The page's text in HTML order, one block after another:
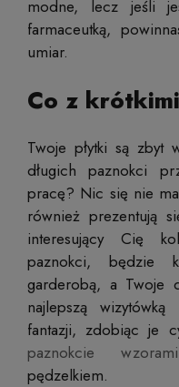
modne, lecz jeśli
farmaceutką,
umiar.
Co z
Twoje płytki są zbyt
długich paznokci
pracę? Nic się nie
również prezentują
interesujący Cię
paznokci, będzie
garderobą, a Twoje
najlepszą
fantazji, zdobiąc je
paznokcie wzorami
pędzelkiem.